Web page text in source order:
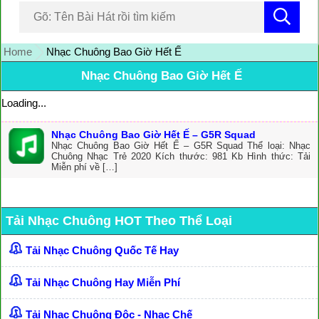
Home Nhạc Chuông Bao Giờ Hết Ế
Nhạc Chuông Bao Giờ Hết Ế
Loading...
Nhạc Chuông Bao Giờ Hết Ế – G5R Squad
Nhạc Chuông Bao Giờ Hết Ế – G5R Squad Thể loại: Nhạc
Chuông Nhạc Trẻ 2020 Kích thước: 981 Kb Hình thức: Tải
Miễn phí về […]
Tải Nhạc Chuông HOT Theo Thể Loại
Tải Nhạc Chuông Quốc Tế Hay
Tải Nhạc Chuông Hay Miễn Phí
Tải Nhạc Chuông Độc - Nhạc Chế